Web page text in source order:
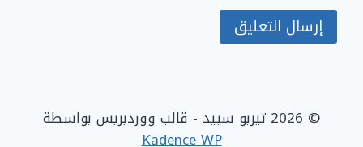
© 2026 تيربو سبيد - قالب ووردبريس بواسطة
Kadence WP